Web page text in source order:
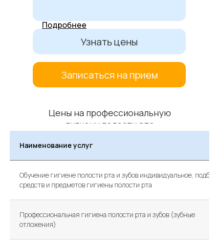
Узнать цены
Записаться на прием
Подробнее
Цены на профессиональную
гигиену полости рта
Наименование услуг
Обучение гигиене полости рта и зубов индивидуальное, подбор
средств и предметов гигиены полости рта
Профессиональная гигиена полости рта и зубов (зубные
отложения)